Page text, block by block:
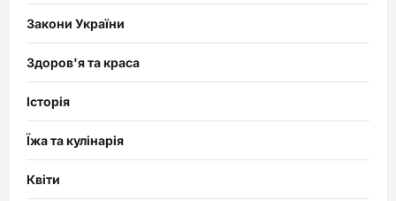
Закони України
Здоров'я та краса
Історія
Їжа та кулінарія
Квіти